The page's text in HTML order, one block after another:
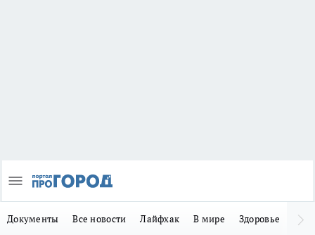
Документы Все новости Лайфхак В мире Здоровье